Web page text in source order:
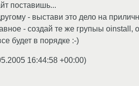
поставишь...
- выстави это дело на
- создай те же групыы
будет в порядке :-)
16:44:58 +00:00)